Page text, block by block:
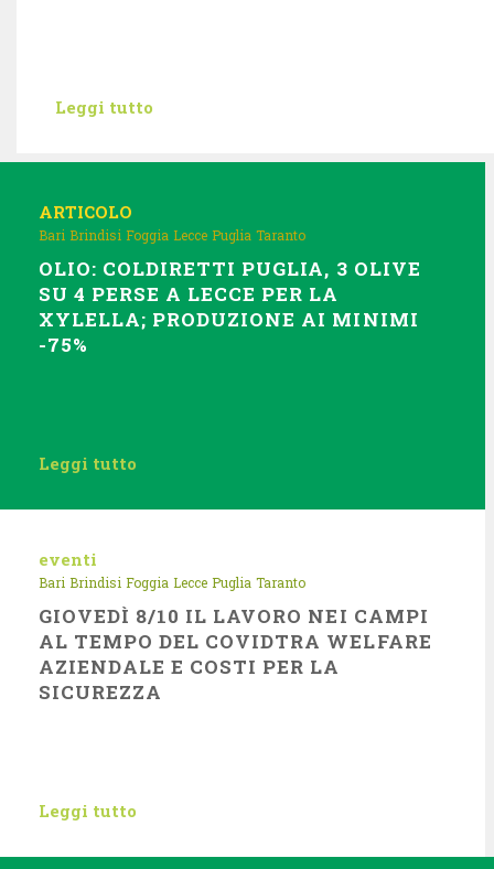
Leggi tutto
ARTICOLO
Bari Brindisi Foggia Lecce Puglia Taranto
OLIO: COLDIRETTI PUGLIA, 3 OLIVE
SU 4 PERSE A LECCE PER LA
XYLELLA; PRODUZIONE AI MINIMI
-75%
Leggi tutto
eventi
Bari Brindisi Foggia Lecce Puglia Taranto
GIOVEDÌ 8/10 IL LAVORO NEI CAMPI
AL TEMPO DEL COVIDTRA WELFARE
AZIENDALE E COSTI PER LA
SICUREZZA
Leggi tutto